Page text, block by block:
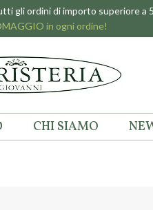
gli ordini di importo superiore a
in ogni ordine!
CHI SIAMO